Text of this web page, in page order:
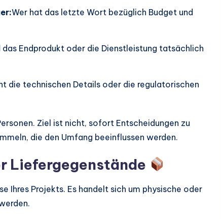
Wer hat das letzte Wort bezüglich Budget und
das Endprodukt oder die Dienstleistung tatsächlich
die technischen Details oder die regulatorischen
Ziel ist nicht, sofort Entscheidungen zu
die den Umfang beeinflussen werden.
Liefergegenstände
Ihres Projekts. Es handelt sich um physische oder